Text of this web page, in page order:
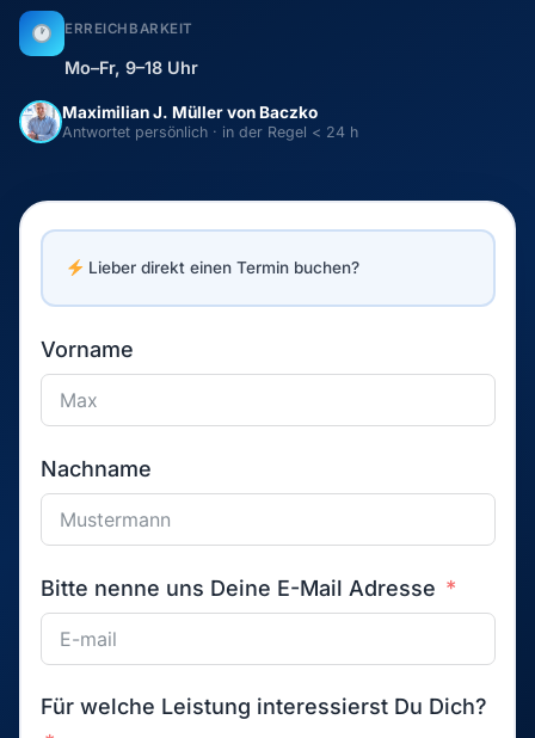
ERREICHBARKEIT
Mo–Fr, 9–18 Uhr
Maximilian J. Müller von Baczko
Antwortet persönlich · in der Regel < 24 h
Lieber direkt einen Termin buchen?
Vorname
Nachname
Bitte nenne uns Deine E-Mail Adresse
Für welche Leistung interessierst Du Dich?